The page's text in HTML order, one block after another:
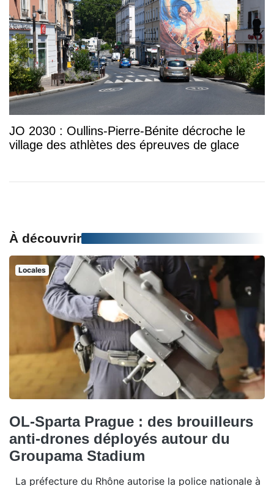
JO 2030 : Oullins-Pierre-Bénite décroche le
village des athlètes des épreuves de glace
À découvrir
Locales
OL-Sparta Prague : des brouilleurs
anti-drones déployés autour du
Groupama Stadium
La préfecture du Rhône autorise la police nationale à